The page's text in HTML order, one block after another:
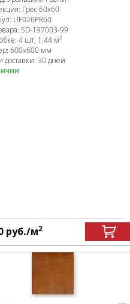
Грес 60х60
UF026PR60
SD-197003-99
: 4 шт, 1.44 м2
600x600 мм
доставки: 30 дней
руб./м2